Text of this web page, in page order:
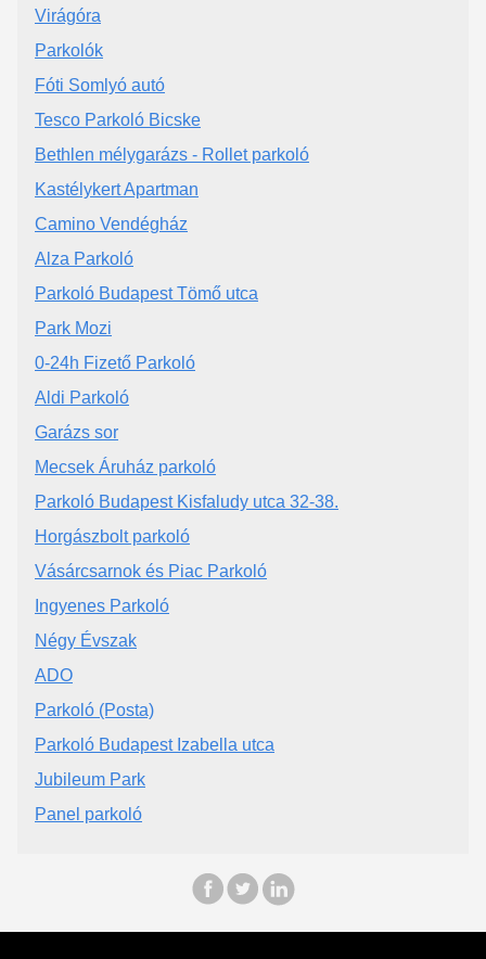
Virágóra
Parkolók
Fóti Somlyó autó
Tesco Parkoló Bicske
Bethlen mélygarázs - Rollet parkoló
Kastélykert Apartman
Camino Vendégház
Alza Parkoló
Parkoló Budapest Tömő utca
Park Mozi
0-24h Fizető Parkoló
Aldi Parkoló
Garázs sor
Mecsek Áruház parkoló
Parkoló Budapest Kisfaludy utca 32-38.
Horgászbolt parkoló
Vásárcsarnok és Piac Parkoló
Ingyenes Parkoló
Négy Évszak
ADO
Parkoló (Posta)
Parkoló Budapest Izabella utca
Jubileum Park
Panel parkoló